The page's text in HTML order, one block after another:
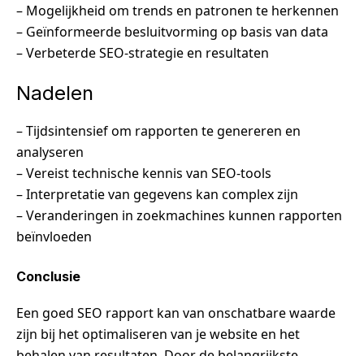
– Mogelijkheid om trends en patronen te herkennen
– Geïnformeerde besluitvorming op basis van data
– Verbeterde SEO-strategie en resultaten
Nadelen
– Tijdsintensief om rapporten te genereren en
analyseren
– Vereist technische kennis van SEO-tools
– Interpretatie van gegevens kan complex zijn
– Veranderingen in zoekmachines kunnen rapporten
beïnvloeden
Conclusie
Een goed SEO rapport kan van onschatbare waarde
zijn bij het optimaliseren van je website en het